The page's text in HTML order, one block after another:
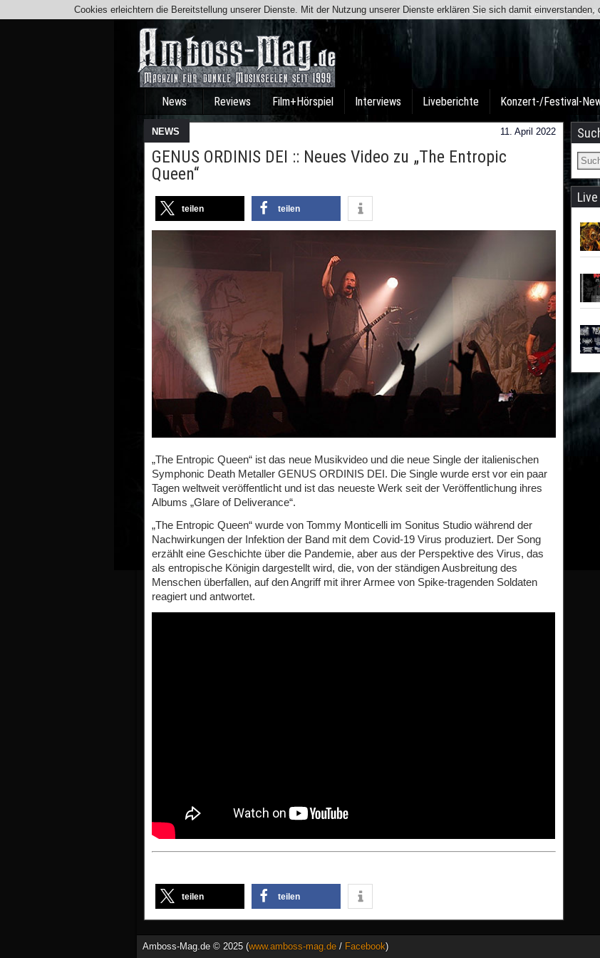
Team Kontakt
News Reviews Film+Hörspiel Interviews Liveberichte Konzert-/Festival-
NEWS 11. April 2022
GENUS ORDINIS DEI :: Neues Video zu „The Entropic
Queen“
teilen teilen
„The Entropic Queen“ ist das neue Musikvideo und die neue Single der italienischen
Symphonic Death Metaller GENUS ORDINIS DEI. Die Single wurde erst vor ein paar
Tagen weltweit veröffentlicht und ist das neueste Werk seit der Veröffentlichung ihres
Albums „Glare of Deliverance“.
„The Entropic Queen“ wurde von Tommy Monticelli im Sonitus Studio während der
Nachwirkungen der Infektion der Band mit dem Covid-19 Virus produziert. Der Song
erzählt eine Geschichte über die Pandemie, aber aus der Perspektive des Virus, das
als entropische Königin dargestellt wird, die, von der ständigen Ausbreitung des
Menschen überfallen, auf den Angriff mit ihrer Armee von Spike-tragenden Soldaten
reagiert und antwortet.
teilen teilen
Amboss-Mag.de © 2025 (www.amboss-mag.de / Facebook)
Cookies erleichtern die Bereitstellung unserer Dienste. Mit der Nutzung unserer Dienste erklären Sie sich damit einverstanden,